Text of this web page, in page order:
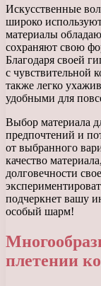
Искусственные
широко
материалы
сохраняют свою
Благодаря своей
с чувствительной
также легко
удобными для
Выбор материала
предпочтений и
от выбранного
качество
долговечности
подчеркнет вашу
особый шарм!
плетении